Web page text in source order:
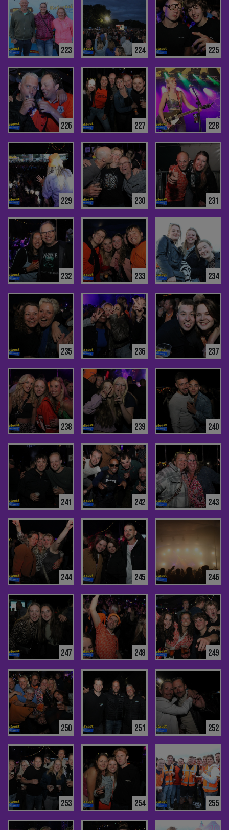
223 224 225
226 227 228
229 230 231
232 233 234
235 236 237
238 239 240
241 242 243
244 245 246
247 248 249
250 251 252
253 254 255